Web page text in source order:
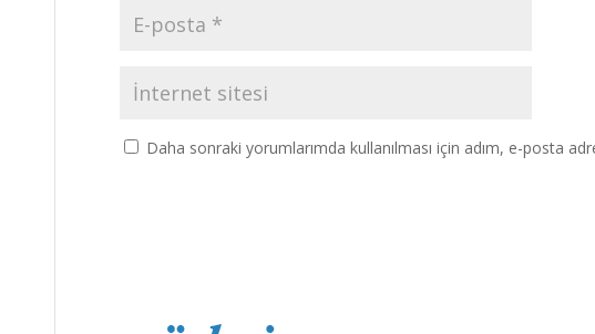
Daha sonraki yorumlarımda kullanılması için adım, e-posta